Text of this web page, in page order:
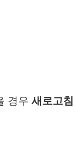
경우 새로고침